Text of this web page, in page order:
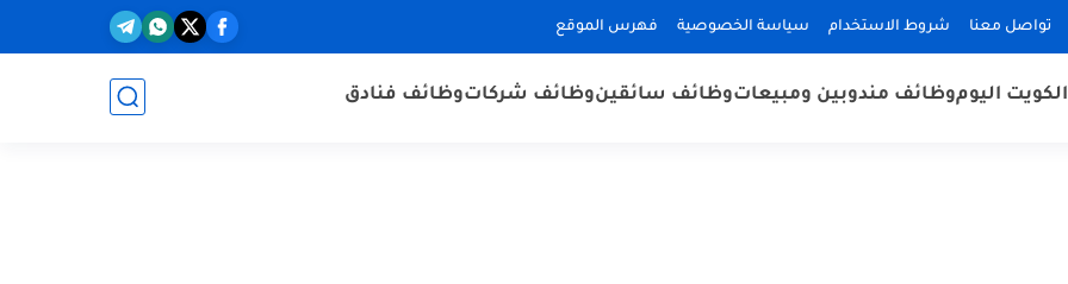
تواصل معنا شروط الاستخدام سياسة الخصوصية فهرس الموقع
اليوموظائف مندوبين ومبيعاتوظائف سائقينوظائف شركاتوظائف فنادق